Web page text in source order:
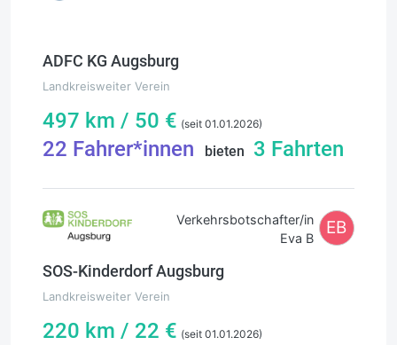
ADFC KG Augsburg
Landkreisweiter Verein
497 km / 50 € (seit 01.01.2026)
22 Fahrer*innen bieten 3 Fahrten
SOS-Kinderdorf Augsburg
Landkreisweiter Verein
220 km / 22 € (seit 01.01.2026)
EB
Verkehrsbotschafter/in
Eva B